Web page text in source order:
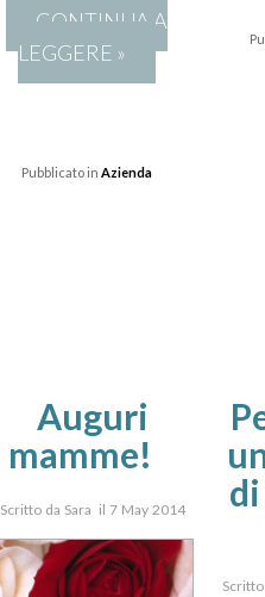
CONTINUA A
LEGGERE »
Pubblicato in Azienda
Auguri
mamme!
Scritto da Sara il 7 May 2014